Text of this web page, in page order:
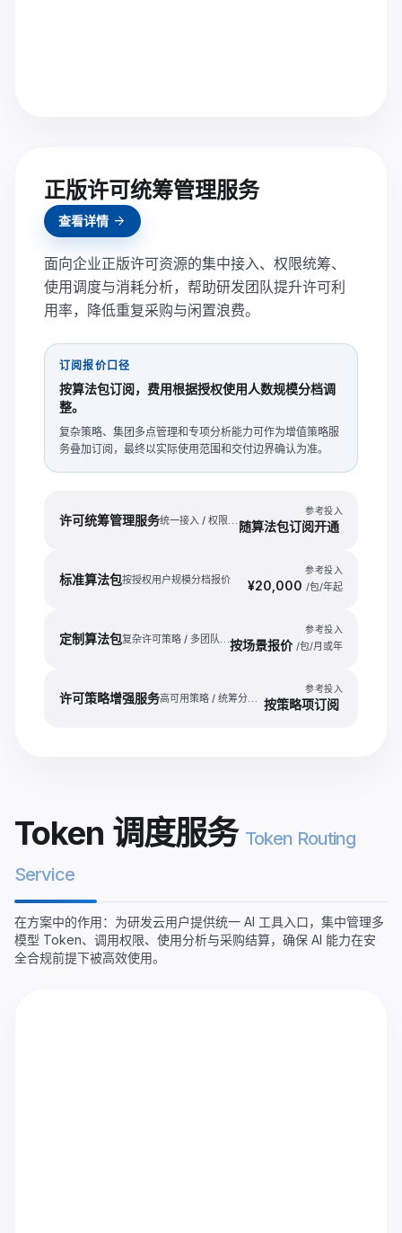
正版许可统筹管理服务
查看详情 arrow_forward
面向企业正版许可资源的集中接入、权限统筹、
使用调度与消耗分析，帮助研发团队提升许可利
用率，降低重复采购与闲置浪费。
订阅报价口径
按算法包订阅，费用根据授权使用人数规模分档调
整。
复杂策略、集团多点管理和专项分析能力可作为增值策略服
务叠加订阅，最终以实际使用范围和交付边界确认为准。
许可统筹管理服务 统一接入 / 权限统筹 / 使用分析
参考投入
随算法包订阅开通
标准算法包按授权用户规模分档报价
参考投入
¥20,000 /包/年起
定制算法包 复杂许可策略 / 多团队协同 / 特殊调度规则
参考投入
按场景报价 /包/月或年
许可策略增强服务 高可用策略 / 统筹分析预测 / 集团多点管理
参考投入
按策略项订阅
Token 调度服务 Token Routing
Service
在方案中的作用：为研发云用户提供统一 AI 工具入口，集中管理多
模型 Token、调用权限、使用分析与采购结算，确保 AI 能力在安
全合规前提下被高效使用。